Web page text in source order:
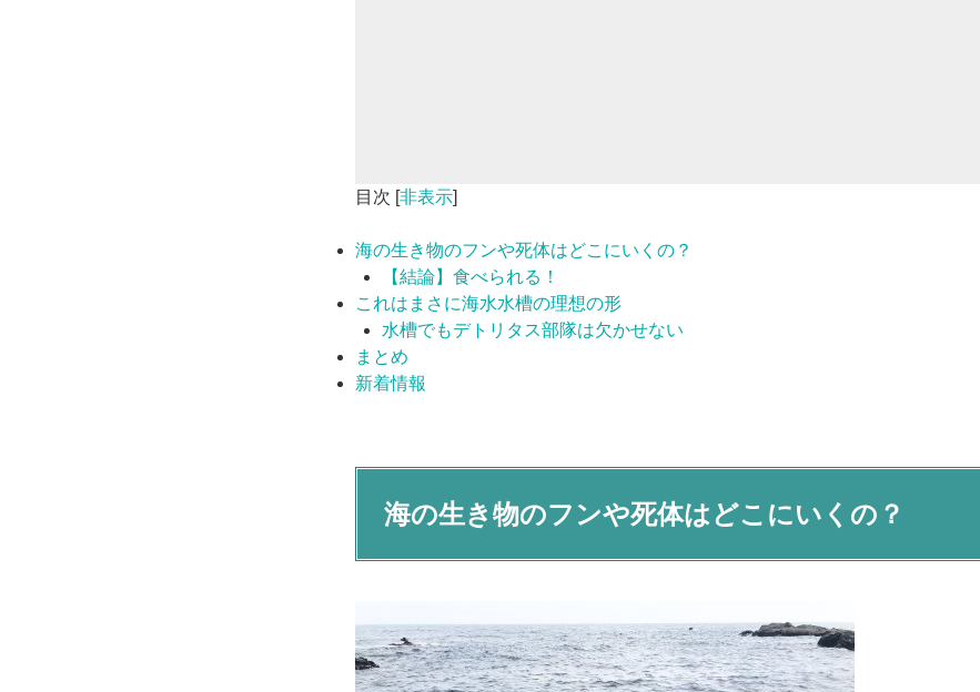
目次 [非表示]
海の生き物のフンや死体はどこにいくの？
【結論】食べられる！
これはまさに海水水槽の理想の形
水槽でもデトリタス部隊は欠かせない
まとめ
新着情報
海の生き物のフンや死体はどこにいくの？